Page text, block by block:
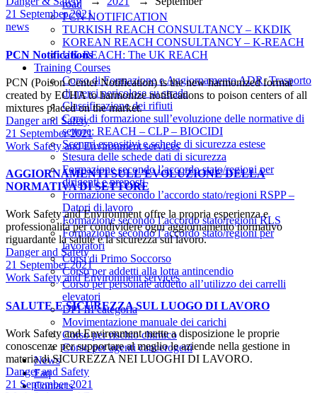
road
PCN NOTIFICATION
TURKISH REACH CONSULTANCY – KKDIK
KOREAN REACH CONSULTANCY – K-REACH
UK-REACH: The UK REACH
Training Courses
Corso di Formazione e Aggiornamento ADR: Trasporto
di merci pericolose su strada
Classificazione dei rifiuti
Corsi di formazione sull’evoluzione delle normative di
settore: REACH – CLP – BIOCIDI
Scenari espositivi e schede di sicurezza estese
Stesura delle schede dati di sicurezza
Formazione secondo l’accordo stato/regioni per
dirigenti e preposti
Formazione secondo l’accordo stato/regioni RSPP –
Datori di lavoro
Formazione secondo l’accordo stato/regioni RLS
Formazione secondo l’accordo stato/regioni per
lavoratori
Corsi di Primo Soccorso
Corso per addetti alla lotta antincendio
Corso per personale addetto all’utilizzo dei carrelli
elevatori
DPI III categoria
Movimentazione manuale dei carichi
Corso per rischio chimico
Corso per agenti cancerogeni
News
Faq
Contacts
Date
21 September 2021
Categories
news
PCN Notifications
PCN (Poison Center Notification) is the new harmonized format
created by ECHA to harmonize notifications to poison centers of all
mixtures placed on the market.
Author
Danger and Safety
Date
21 September 2021
Categories
Work Safety and Environment services
AGGIORNAMENTI SULL’EVOLUZIONE DELLA
NORMATIVA DI SETTORE
Work Safety and Environment offre la propria esperienza e
professionalità per condividere ogni aggiornamento normativo
riguardante la salute e la sicurezza sul lavoro.
Author
Danger and Safety
Date
21 September 2021
Categories
Work Safety and Environment services
SALUTE E SICUREZZA SUL LUOGO DI LAVORO
Work Safety and Environment mette a disposizione le proprie
conoscenze per supportare al meglio le aziende nella gestione in
materia di SICUREZZA NEI LUOGHI DI LAVORO.
Author
Danger and Safety
Date
21 September 2021